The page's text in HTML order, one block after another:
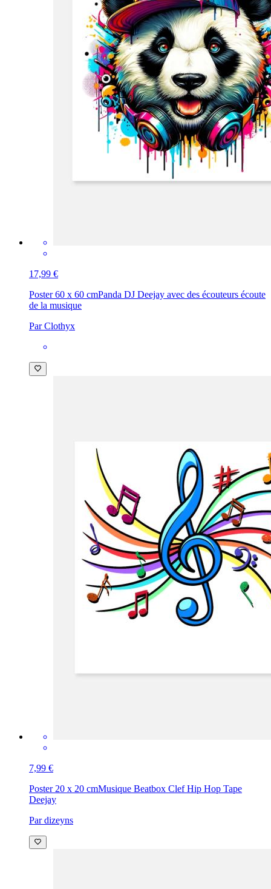
17,99 €
Poster 60 x 60 cmPanda DJ Deejay avec des écouteurs écoute
de la musique
Par Clothyx
7,99 €
Poster 20 x 20 cmMusique Beatbox Clef Hip Hop Tape
Deejay
Par dizeyns